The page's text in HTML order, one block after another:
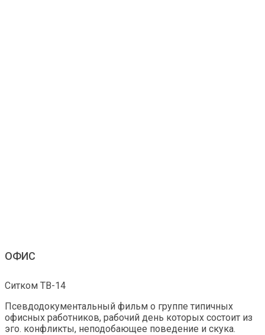
ОФИС
Ситком ТВ-14
Псевдодокументальный фильм о группе типичных
офисных работников, рабочий день которых состоит из
эго. конфликты, неподобающее поведение и скука.